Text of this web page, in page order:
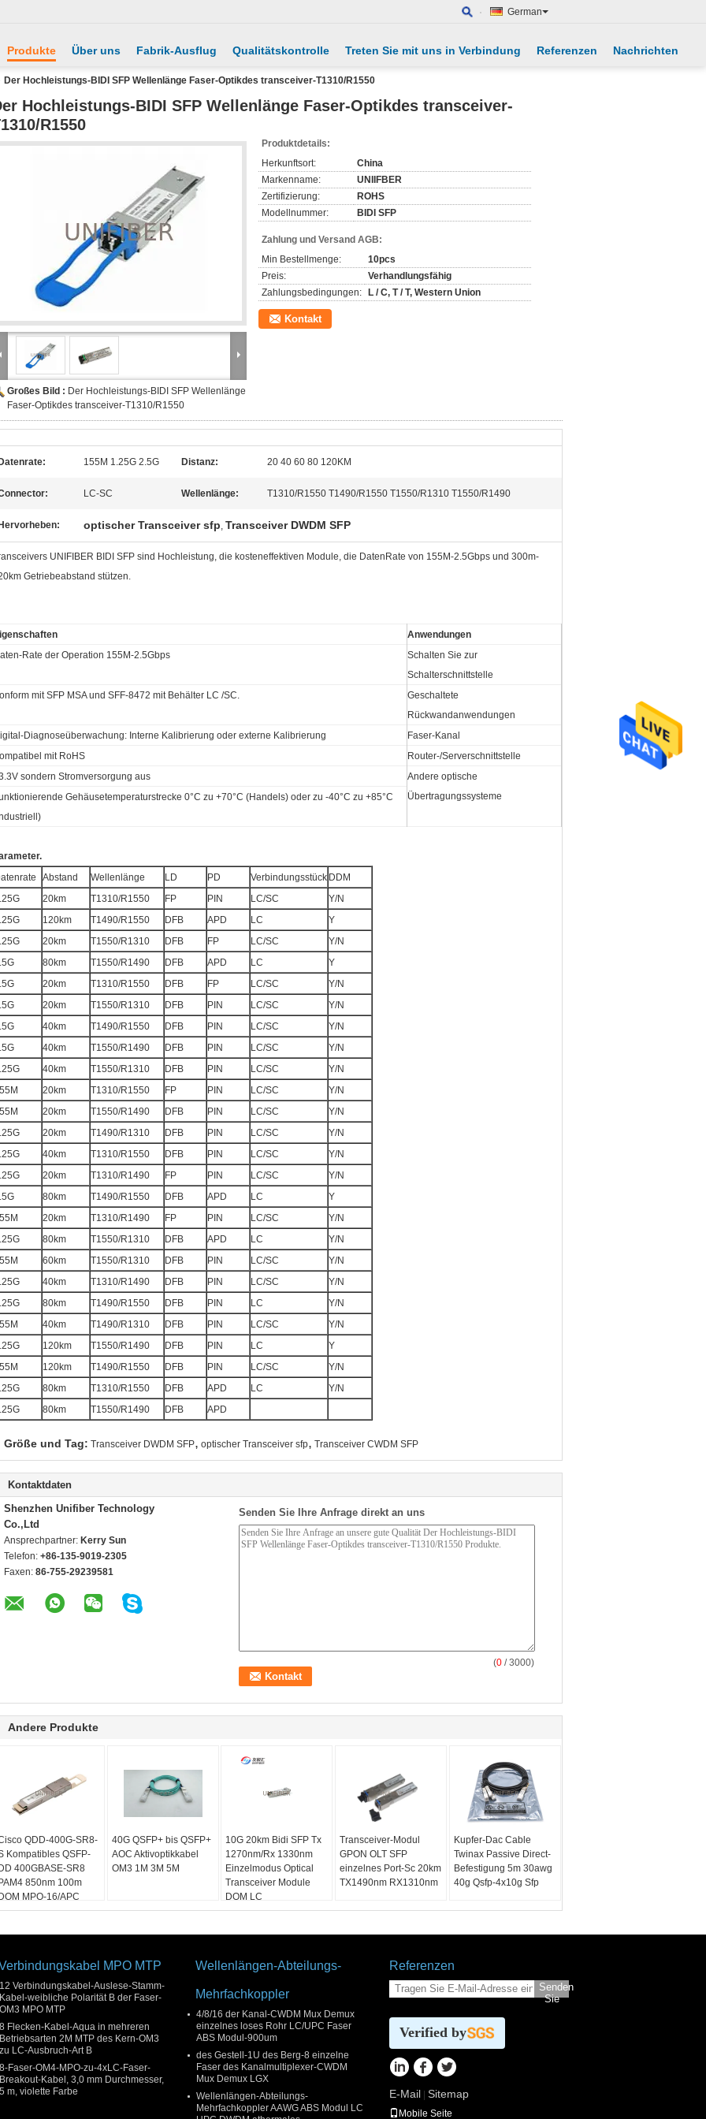
German
Produkte Über uns Fabrik-Ausflug Qualitätskontrolle Treten Sie mit uns in Verbindung Referenzen Nachrichten
Der Hochleistungs-BIDI SFP Wellenlänge Faser-Optikdes transceiver-T1310/R1550
Hochleistungs-BIDI SFP Wellenlänge Faser-Optikdes transceiver-
R1550
Großes Bild : Der Hochleistungs-BIDI SFP Wellenlänge
Faser-Optikdes transceiver-T1310/R1550
Produktdetails:
Herkunftsort:
China
Markenname:
UNIIFBER
Zertifizierung:
ROHS
Modellnummer:
BIDI SFP
Zahlung und Versand AGB:
Min Bestellmenge:
10pcs
Preis:
Verhandlungsfähig
Zahlungsbedingungen:
L / C, T / T, Western Union
Kontakt
Datenrate: 155M 1.25G 2.5G Distanz: 20 40 60 80 120KM
LC-SC Wellenlänge: T1310/R1550 T1490/R1550 T1550/R1310 T1550/R1490
Hervorheben: optischer Transceiver sfp, Transceiver DWDM SFP
UNIFIBER BIDI SFP sind Hochleistung, die kosteneffektiven Module, die DatenRate von 155M-2.5Gbps und 300m-
Getriebeabstand stützen.
Anwendungen
Rate der Operation 155M-2.5Gbps
Schalten Sie zur
Schalterschnittstelle
mit SFP MSA und SFF-8472 mit Behälter LC /SC.
Geschaltete
Rückwandanwendungen
Diagnoseüberwachung: Interne Kalibrierung oder externe Kalibrierung
Faser-Kanal
mit RoHS
Router-/Serverschnittstelle
sondern Stromversorgung aus
Andere optische
Übertragungssysteme
Gehäusetemperaturstrecke 0°C zu +70°C (Handels) oder zu -40°C zu +85°C
Abstand Wellenlänge LD PD Verbindungsstück DDM
20km T1310/R1550 FP PIN LC/SC Y/N
120km T1490/R1550 DFB APD LC Y
20km T1550/R1310 DFB FP LC/SC Y/N
80km T1550/R1490 DFB APD LC Y
20km T1310/R1550 DFB FP LC/SC Y/N
20km T1550/R1310 DFB PIN LC/SC Y/N
40km T1490/R1550 DFB PIN LC/SC Y/N
40km T1550/R1490 DFB PIN LC/SC Y/N
40km T1550/R1310 DFB PIN LC/SC Y/N
20km T1310/R1550 FP PIN LC/SC Y/N
20km T1550/R1490 DFB PIN LC/SC Y/N
20km T1490/R1310 DFB PIN LC/SC Y/N
40km T1310/R1550 DFB PIN LC/SC Y/N
20km T1310/R1490 FP PIN LC/SC Y/N
80km T1490/R1550 DFB APD LC Y
20km T1310/R1490 FP PIN LC/SC Y/N
80km T1550/R1310 DFB APD LC Y/N
60km T1550/R1310 DFB PIN LC/SC Y/N
40km T1310/R1490 DFB PIN LC/SC Y/N
80km T1490/R1550 DFB PIN LC Y/N
40km T1490/R1310 DFB PIN LC/SC Y/N
120km T1550/R1490 DFB PIN LC Y
120km T1490/R1550 DFB PIN LC/SC Y/N
80km T1310/R1550 DFB APD LC Y/N
80km T1550/R1490 DFB APD
Größe und Tag: Transceiver DWDM SFP, optischer Transceiver sfp, Transceiver CWDM SFP
Kontaktdaten
Shenzhen Unifiber Technology
Co.,Ltd
Ansprechpartner: Kerry Sun
Telefon: +86-135-9019-2305
Faxen: 86-755-29239581
Senden Sie Ihre Anfrage direkt an uns
(0 / 3000)
Andere Produkte
QDD-400G-SR8-
Kompatibles QSFP-
DD 400GBASE-SR8
PAM4 850nm 100m
DOM MPO-16/APC
Optical
40G QSFP+ bis QSFP+
AOC Aktivoptikkabel
OM3 1M 3M 5M
10G 20km Bidi SFP Tx
1270nm/Rx 1330nm
Einzelmodus Optical
Transceiver Module
DOM LC
Transceiver-Modul
GPON OLT SFP
einzelnes Port-Sc 20km
TX1490nm RX1310nm
Kupfer-Dac Cable
Twinax Passive Direct-
Befestigung 5m 30awg
40g Qsfp-4x10g Sfp
MPO MTP
12 Verbindungskabel-Auslese-Stamm-
Kabel-weibliche Polarität B der Faser-
OM3 MPO MTP
8 Flecken-Kabel-Aqua in mehreren
Betriebsarten 2M MTP des Kern-OM3
zu LC-Ausbruch-Art B
8-Faser-OM4-MPO-zu-4xLC-Faser-
Breakout-Kabel, 3,0 mm Durchmesser,
5 m, violette Farbe
Wellenlängen-Abteilungs-
Mehrfachkoppler
4/8/16 der Kanal-CWDM Mux Demux
einzelnes loses Rohr LC/UPC Faser
ABS Modul-900um
des Gestell-1U des Berg-8 einzelne
Faser des Kanalmultiplexer-CWDM
Mux Demux LGX
Wellenlängen-Abteilungs-
Mehrfachkoppler AAWG ABS Modul LC
Referenzen
Senden
Sie
Verified by
E-Mail Sitemap
Mobile Seite